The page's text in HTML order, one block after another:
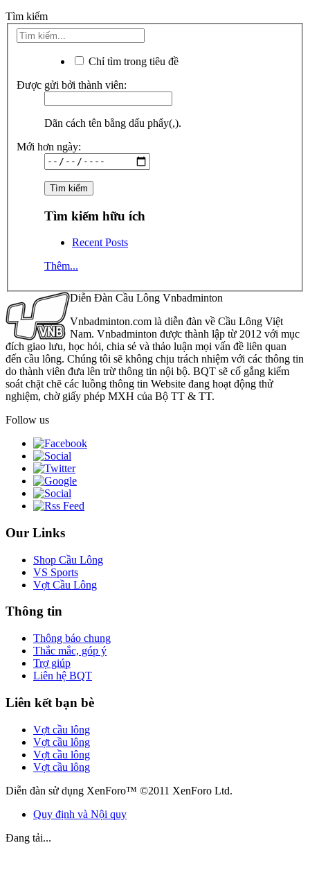
Tìm kiếm
Chỉ tìm trong tiêu đề
Được gửi bởi thành viên:
Dãn cách tên bằng dấu phẩy(,).
Mới hơn ngày:
Tìm kiếm hữu ích
Recent Posts
Thêm...
Diễn Đàn Cầu Lông Vnbadminton
Vnbadminton.com là diễn đàn về Cầu Lông Việt
Nam. Vnbadminton được thành lập từ 2012 với mục
đích giao lưu, học hỏi, chia sẻ và thảo luận mọi vấn đề liên quan
đến cầu lông. Chúng tôi sẽ không chịu trách nhiệm với các thông tin
do thành viên đưa lên trừ thông tin nội bộ. BQT sẽ cố gắng kiểm
soát chặt chẽ các luồng thông tin Website đang hoạt động thử
nghiệm, chờ giấy phép MXH của Bộ TT & TT.
Follow us
Our Links
Shop Cầu Lông
VS Sports
Vợt Cầu Lông
Thông tin
Thông báo chung
Thắc mắc, góp ý
Trợ giúp
Liên hệ BQT
Liên kết bạn bè
Vợt cầu lông
Vợt cầu lông
Vợt cầu lông
Vợt cầu lông
Diễn đàn sử dụng XenForo™ ©2011 XenForo Ltd.
Quy định và Nội quy
Đang tải...